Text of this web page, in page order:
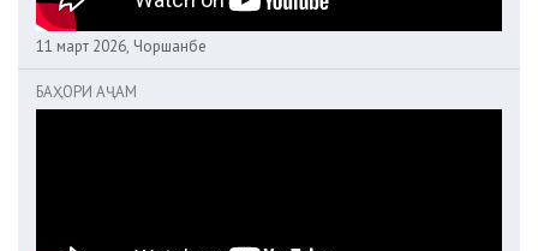
11 март 2026, Чоршанбе
БАҲОРИ АҶАМ